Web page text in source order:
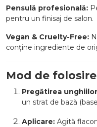
Pensulă profesională:
pentru un finisaj de salon.
Vegan & Cruelty-Free:
conține ingrediente de
Mod de
Pregătirea
un strat de bază
Aplicare: Agită